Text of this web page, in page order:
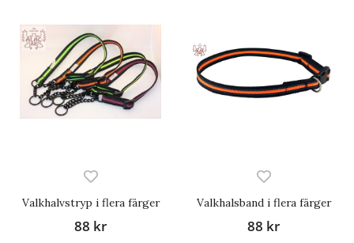
Valkhalvstryp i flera färger
88 kr
Valkhalsband i flera färger
88 kr